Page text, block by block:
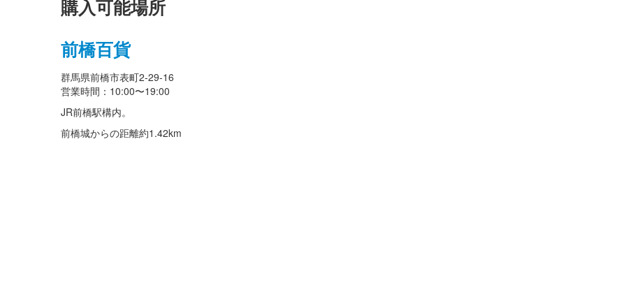
購入可能場所
前橋百貨
群馬県前橋市表町2-29-16
営業時間：10:00〜19:00
JR前橋駅構内。
前橋城からの距離約1.42km